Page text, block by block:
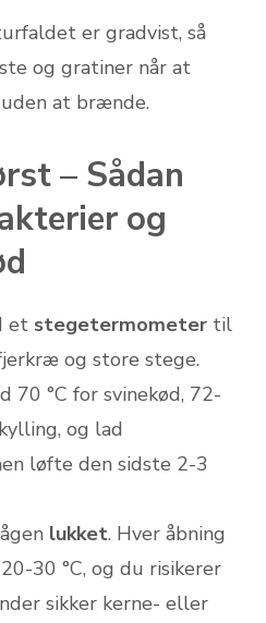
er gradvist, så
og gratiner når at
at brænde.
– Sådan
og
et stegetermometer til
og store stege.
70 °C for svinekød, 72-
og lad
løfte den sidste 2-3
lukket. Hver åbning
30 °C, og du risikerer
sikker kerne- eller